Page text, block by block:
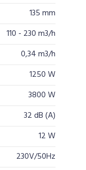
135 mm
110 - 230 m3/h
0,34 m3/h
1250 W
3800 W
32 dB (A)
12 W
230V/50Hz